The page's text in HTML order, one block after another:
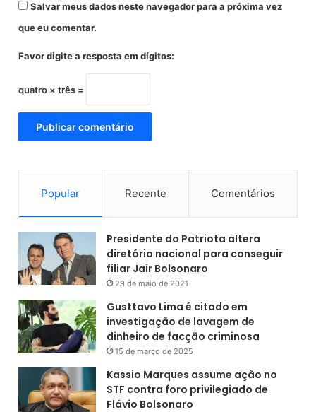
Salvar meus dados neste navegador para a próxima vez
que eu comentar.
Favor digite a resposta em dígitos:
quatro × três =
Popular Recente Comentários
Presidente do Patriota altera
diretório nacional para conseguir
filiar Jair Bolsonaro
29 de maio de 2021
Gusttavo Lima é citado em
investigação de lavagem de
dinheiro de facção criminosa
15 de março de 2025
Kassio Marques assume ação no
STF contra foro privilegiado de
Flávio Bolsonaro